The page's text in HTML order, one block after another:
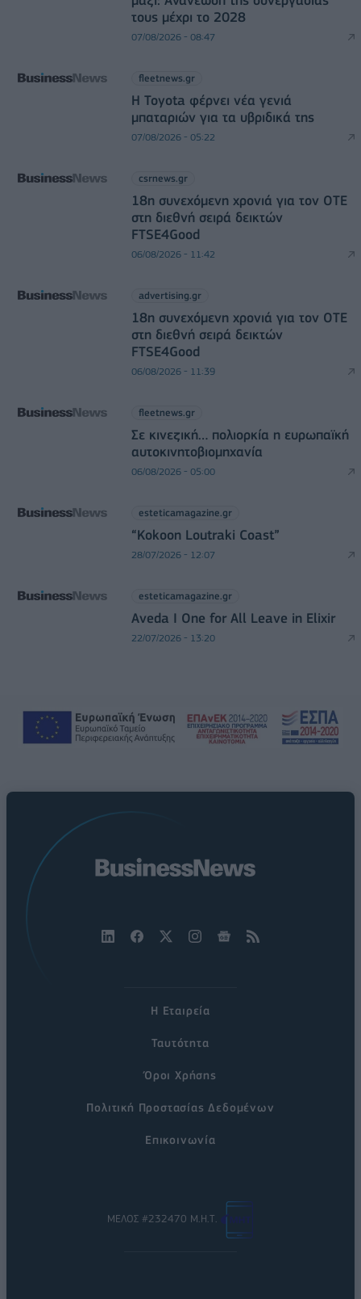
τους μέχρι το 2028
07/08/2026 - 08:47
fleetnews.gr
Η Toyota φέρνει νέα γενιά
μπαταριών για τα υβριδικά της
07/08/2026 - 05:22
csrnews.gr
18η συνεχόμενη χρονιά για τον ΟΤΕ
στη διεθνή σειρά δεικτών
FTSE4Good
06/08/2026 - 11:42
advertising.gr
18η συνεχόμενη χρονιά για τον ΟΤΕ
στη διεθνή σειρά δεικτών
FTSE4Good
06/08/2026 - 11:39
fleetnews.gr
Σε κινεζική… πολιορκία η ευρωπαϊκή
αυτοκινητοβιομηχανία
06/08/2026 - 05:00
esteticamagazine.gr
“Kokoon Loutraki Coast”
28/07/2026 - 12:07
esteticamagazine.gr
Aveda I One for All Leave in Elixir
22/07/2026 - 13:20
Η Εταιρεία
Ταυτότητα
Όροι Χρήσης
Πολιτική Προστασίας Δεδομένων
Επικοινωνία
ΜΕΛΟΣ #232470 Μ.Η.Τ.